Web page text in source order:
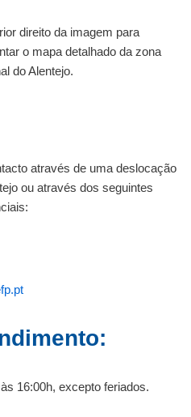
direito da imagem para
o mapa detalhado da zona
do Alentejo.
através de uma deslocação
ou através dos seguintes
16:00h, excepto feriados.